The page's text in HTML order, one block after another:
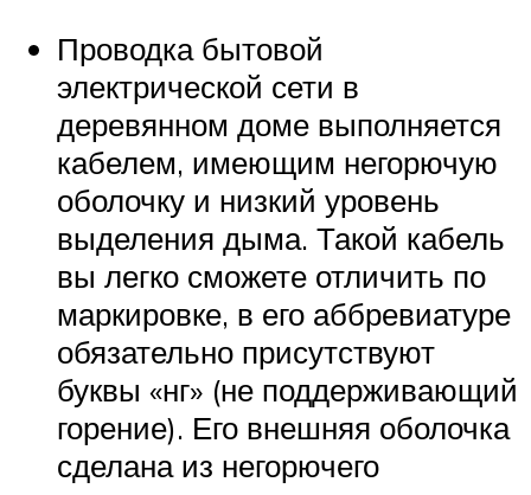
Проводка бытовой
электрической сети в
деревянном доме выполняется
кабелем, имеющим негорючую
оболочку и низкий уровень
выделения дыма. Такой кабель
вы легко сможете отличить по
маркировке, в его аббревиатуре
обязательно присутствуют
буквы «нг» (не поддерживающий
горение). Его внешняя оболочка
сделана из негорючего